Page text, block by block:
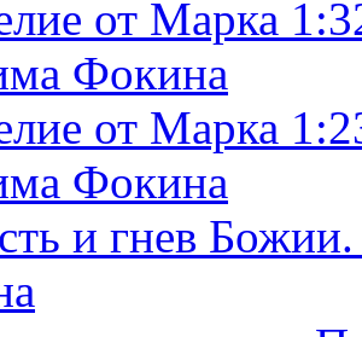
от Марка
Фокина
от Марка
Фокина
и гнев